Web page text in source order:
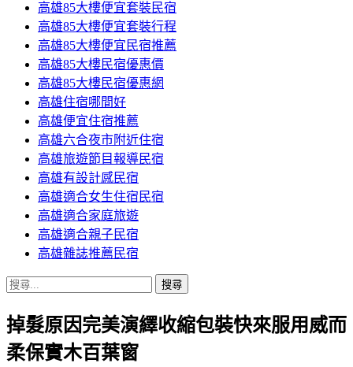
高雄85大樓便宜套裝民宿
高雄85大樓便宜套裝行程
高雄85大樓便宜民宿推薦
高雄85大樓民宿優惠價
高雄85大樓民宿優惠網
高雄住宿哪間好
高雄便宜住宿推薦
高雄六合夜市附近住宿
高雄旅遊節目報導民宿
高雄有設計感民宿
高雄適合女生住宿民宿
高雄適合家庭旅遊
高雄適合親子民宿
高雄雜誌推薦民宿
搜
關
鍵
字:
掉髮原因完美演繹收縮包裝快來服用威而
柔保實木百葉窗